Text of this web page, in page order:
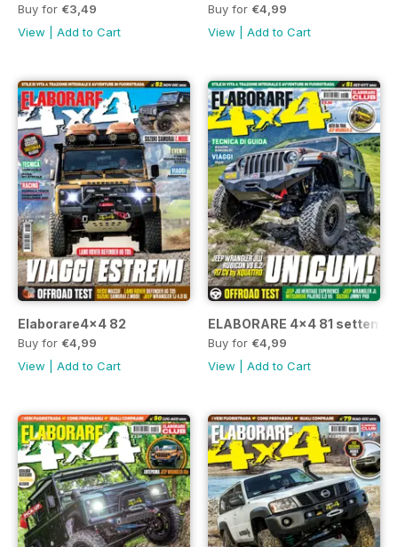
Buy for €3,49
View
Add to Cart
Buy for €4,99
View
Add to Cart
Elaborare4x4 82
Buy for €4,99
View
Add to Cart
ELABORARE 4x4 81
Buy for €4,99
View
Add to Cart